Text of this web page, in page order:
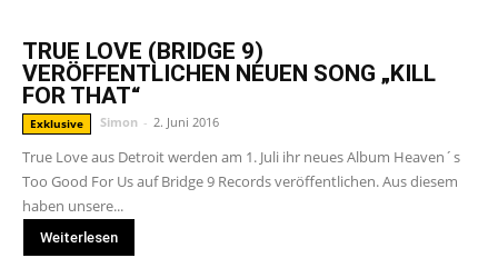
TRUE LOVE (BRIDGE 9)
VERÖFFENTLICHEN NEUEN SONG „KILL
FOR THAT“
Exklusive Simon - 2. Juni 2016
True Love aus Detroit werden am 1. Juli ihr neues Album Heaven´s
Too Good For Us auf Bridge 9 Records veröffentlichen. Aus diesem
haben unsere...
Weiterlesen